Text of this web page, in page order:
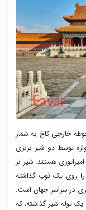
خارجی کاخ به شمار
توسط دو شیر برنزی
هستند. شیر نر
روی یک توپ گذاشته
در سراسر جهان است.
توله شیر گذاشته، که